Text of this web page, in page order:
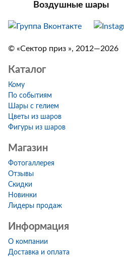
Воздушные шары
© «Сектор приз », 2012—2026
Каталог
Кому
По событиям
Шары с гелием
Цветы из шаров
Фигуры из шаров
Магазин
Фотогаллерея
Отзывы
Скидки
Новинки
Лидеры продаж
Информация
О компании
Доставка и оплата